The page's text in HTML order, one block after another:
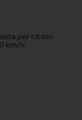
por ciclón
km/h